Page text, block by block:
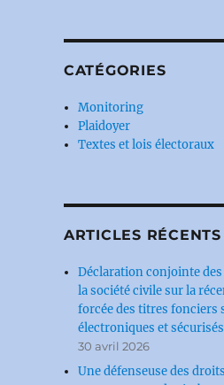
CATÉGORIES
Monitoring
Plaidoyer
Textes et lois électoraux
ARTICLES RÉCENTS
Déclaration conjointe
la société civile sur la
forcée des titres fonciers
électroniques et
30 avril 2026
Une défenseuse des